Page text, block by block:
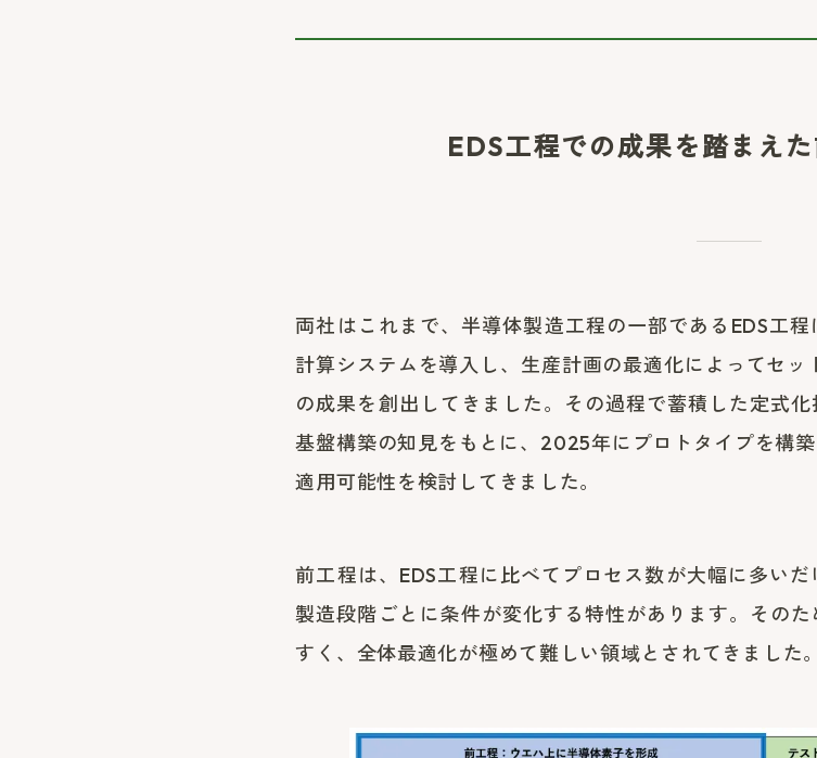
EDS工程での成果を踏まえ
両社はこれまで、半導体製造工程の一部であるEDS工
計算システムを導入し、生産計画の最適化によってセ
の成果を創出してきました。その過程で蓄積した定式
基盤構築の知見をもとに、2025年にプロトタイプを構
適用可能性を検討してきました。
前工程は、EDS工程に比べてプロセス数が大幅に多い
製造段階ごとに条件が変化する特性があります。その
すく、全体最適化が極めて難しい領域とされてきました。